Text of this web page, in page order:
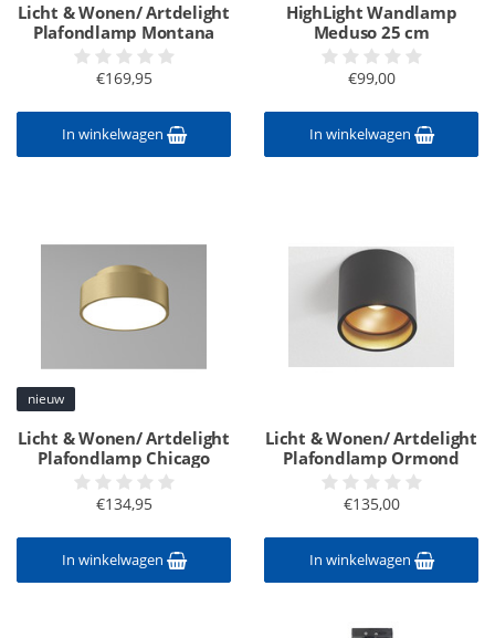
Licht & Wonen/ Artdelight
Plafondlamp Montana
€169,95
In winkelwagen
HighLight Wandlamp
Meduso 25 cm
€99,00
In winkelwagen
nieuw
Licht & Wonen/ Artdelight
Plafondlamp Chicago
€134,95
In winkelwagen
Licht & Wonen/ Artdelight
Plafondlamp Ormond
€135,00
In winkelwagen